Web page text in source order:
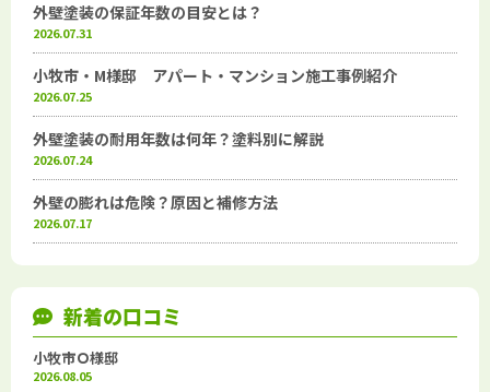
外壁塗装の保証年数の目安とは？
2026.07.31
小牧市・M様邸 アパート・マンション施工事例紹介
2026.07.25
外壁塗装の耐用年数は何年？塗料別に解説
2026.07.24
外壁の膨れは危険？原因と補修方法
2026.07.17
新着の口コミ
小牧市Ｏ様邸
2026.08.05